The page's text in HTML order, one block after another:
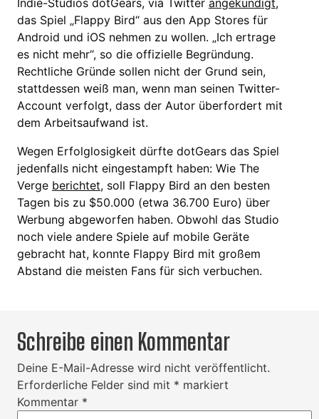
Indie-Studios dotGears, via Twitter angekündigt,
das Spiel „Flappy Bird“ aus den App Stores für
Android und iOS nehmen zu wollen. „Ich ertrage
es nicht mehr“, so die offizielle Begründung.
Rechtliche Gründe sollen nicht der Grund sein,
stattdessen weiß man, wenn man seinen Twitter-
Account verfolgt, dass der Autor überfordert mit
dem Arbeitsaufwand ist.
Wegen Erfolglosigkeit dürfte dotGears das Spiel
jedenfalls nicht eingestampft haben: Wie The
Verge berichtet, soll Flappy Bird an den besten
Tagen bis zu $50.000 (etwa 36.700 Euro) über
Werbung abgeworfen haben. Obwohl das Studio
noch viele andere Spiele auf mobile Geräte
gebracht hat, konnte Flappy Bird mit großem
Abstand die meisten Fans für sich verbuchen.
Schreibe einen Kommentar
Deine E-Mail-Adresse wird nicht veröffentlicht.
Erforderliche Felder sind mit * markiert
Kommentar *